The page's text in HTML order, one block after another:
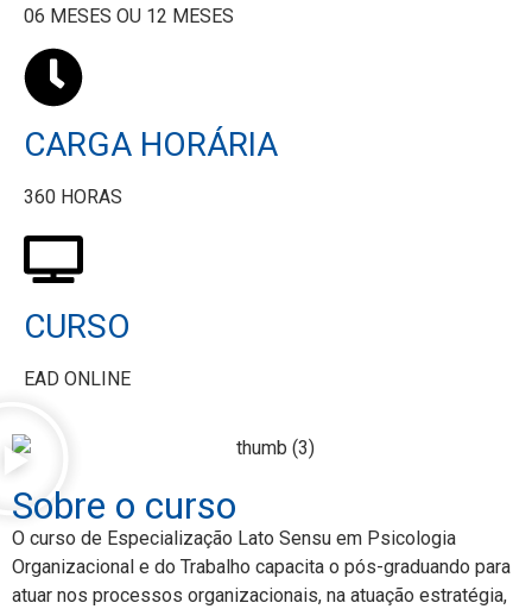
06 MESES OU 12 MESES
CARGA HORÁRIA
360 HORAS
CURSO
EAD ONLINE
Sobre o curso
O curso de Especialização Lato Sensu em Psicologia
Organizacional e do Trabalho capacita o pós-graduando para
atuar nos processos organizacionais, na atuação estratégia,